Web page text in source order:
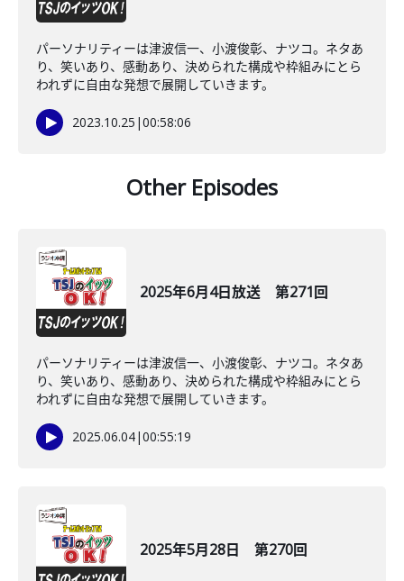
パーソナリティーは津波信一、小渡俊彰、ナツコ。ネタあ
り、笑いあり、感動あり、決められた構成や枠組みにとら
われずに自由な発想で展開していきます。
2023.10.25 |00:58:06
Other Episodes
2025年6月4日放送 第271回
パーソナリティーは津波信一、小渡俊彰、ナツコ。ネタあ
り、笑いあり、感動あり、決められた構成や枠組みにとら
われずに自由な発想で展開していきます。
2025.06.04|00:55:19
2025年5月28日 第270回